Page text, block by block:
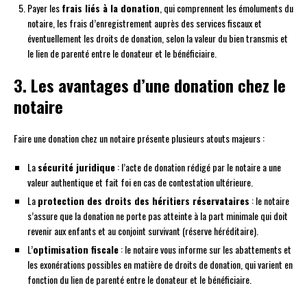
Payer lesfrais liés à la donation, qui comprennent les émoluments du
notaire, les frais d’enregistrement auprès des services fiscaux et
éventuellement les droits de donation, selon la valeur du bien transmis et
le lien de parenté entre le donateur et le bénéficiaire.
3. Les avantages d’une donation chez le
notaire
Faire une donation chez un notaire présente plusieurs atouts majeurs :
Lasécurité juridique: l’acte de donation rédigé par le notaire a une
valeur authentique et fait foi en cas de contestation ultérieure.
Laprotection des droits des héritiers réservataires : le notaire
s’assure que la donation ne porte pas atteinte à la part minimale qui doit
revenir aux enfants et au conjoint survivant (réserve héréditaire).
L’optimisation fiscale: le notaire vous informe sur les abattements et
les exonérations possibles en matière de droits de donation, qui varient en
fonction du lien de parenté entre le donateur et le bénéficiaire.